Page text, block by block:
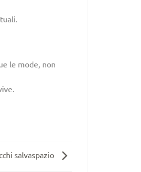
le mode, non
salvaspazio